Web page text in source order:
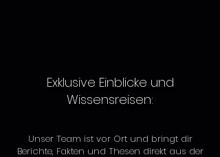
Exklusive Einblicke und
Wissensreisen:
Unser Team ist vor Ort und bringt dir
Berichte, Fakten und Thesen direkt aus der